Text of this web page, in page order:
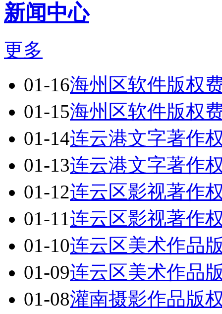
新闻中心
更多
01-16海州区软件版权
01-15海州区软件版权
01-14连云港文字著作
01-13连云港文字著作
01-12连云区影视著作
01-11连云区影视著作
01-10连云区美术作品
01-09连云区美术作品
01-08灌南摄影作品版